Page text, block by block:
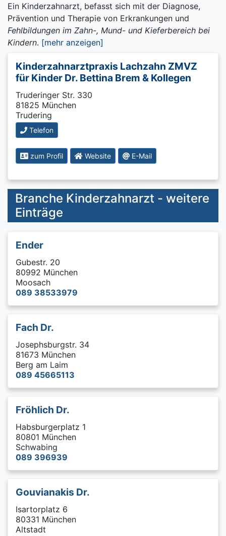
Ein Kinderzahnarzt, befasst sich mit der Diagnose,
Prävention und Therapie von Erkrankungen und
Fehlbildungen im Zahn-, Mund- und Kieferbereich bei
Kindern. [mehr anzeigen]
Kinderzahnarztpraxis Lachzahn ZMVZ
für Kinder Dr. Bettina Brem & Kollegen
Truderinger Str. 330
81825 München
Trudering
Telefon
zum Profil Website E-Mail
Branche Kinderzahnarzt - weitere
Einträge
Ender
Gubestr. 20
80992 München
Moosach
089 38533979
Fach Dr.
Josephsburgstr. 34
81673 München
Berg am Laim
089 45665113
Fröhlich Dr.
Habsburgerplatz 1
80801 München
Schwabing
089 396939
Gouvianakis Dr.
Isartorplatz 6
80331 München
Altstadt